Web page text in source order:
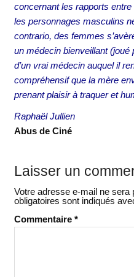
concernant les rapports
les personnages masculins
contrario, des femmes
un médecin bienveillant
d’un vrai médecin auquel il
compréhensif que la mère
prenant plaisir à traquer et
Raphaël Jullien
Abus de Ciné
Laisser un
Votre adresse e-mail ne sera
obligatoires sont indiqués
Commentaire *